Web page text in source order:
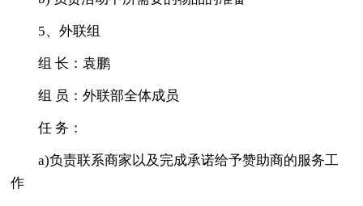
5、外联组
组 长：袁鹏
组 员：外联部全体成员
任 务：
a)负责联系商家以及完成承诺给予赞助商的服务工
作